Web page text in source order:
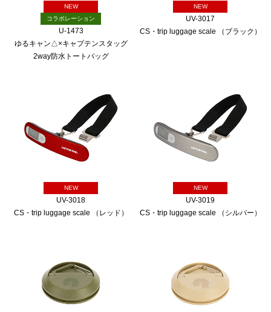
NEW
コラボレーション
U-1473
ゆるキャン△×キャプテンスタッグ
2way防水トートバッグ
NEW
UV-3017
CS・trip luggage scale （ブラック）
NEW
UV-3018
CS・trip luggage scale （レッド）
NEW
UV-3019
CS・trip luggage scale （シルバー）